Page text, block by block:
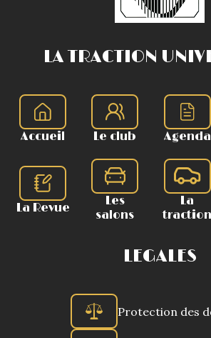
LA TRACTION
Accueil Le club Agenda
La Revue
Les
salons
La
traction
LEGALES
Protection des